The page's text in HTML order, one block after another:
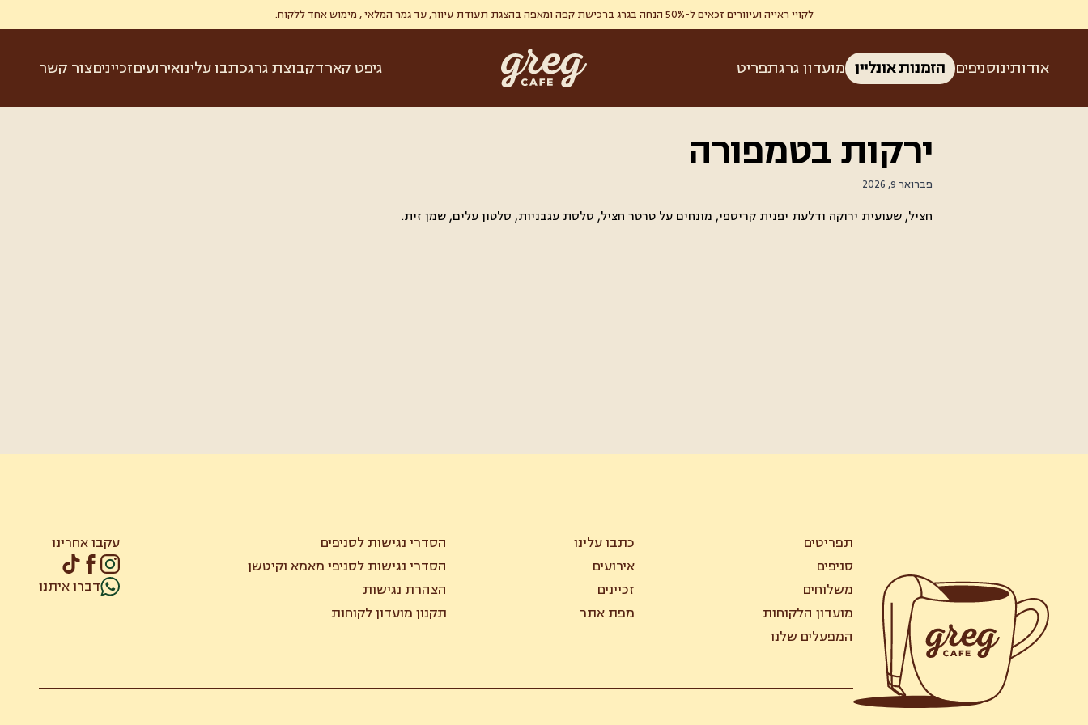
לקויי ראייה ועיוורים זכאים ל-50% הנחה בגרג ברכישת קפה ומאפה בהצגת תעודת עיוור, עד גמר המלאי , מימוש אחד ללקוח.
אודותינוסניפים הזמנות אונליין מועדון גרגתפריט גיפט קארדקבוצת גרגכתבו עלינואירועיםזכייניםצור קשר
ירקות בטמפורה
פברואר 9, 2026
חציל, שעועית ירוקה ודלעת יפנית קריספי, מונחים על טרטר חציל, סלסת עגבניות, סלטון עלים, שמן זית.
תפריטים
סניפים
משלוחים
מועדון הלקוחות
המפעלים שלנו
כתבו עלינו
אירועים
זכיינים
מפת אתר
הסדרי נגישות לסניפים
הסדרי נגישות לסניפי מאמא וקיטשן
הצהרת נגישות
תקנון מועדון לקוחות
עקבו אחרינו
דברו איתנו